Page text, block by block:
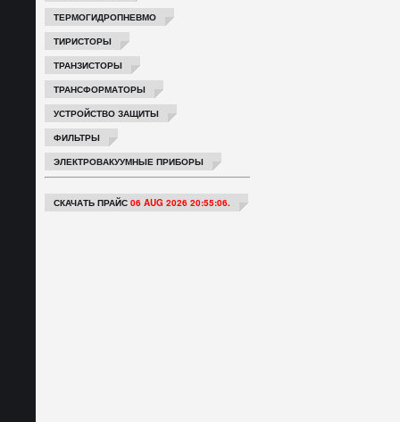
ТЕРМОГИДРОПНЕВМО
ТИРИСТОРЫ
ТРАНЗИСТОРЫ
ТРАНСФОРМАТОРЫ
УСТРОЙСТВО ЗАЩИТЫ
ФИЛЬТРЫ
ЭЛЕКТРОВАКУУМНЫЕ ПРИБОРЫ
СКАЧАТЬ ПРАЙС 06 AUG 2026 20:55:06.